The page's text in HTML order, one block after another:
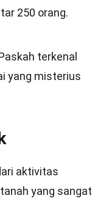
250 orang.
terkenal
yang misterius
aktivitas
yang sangat